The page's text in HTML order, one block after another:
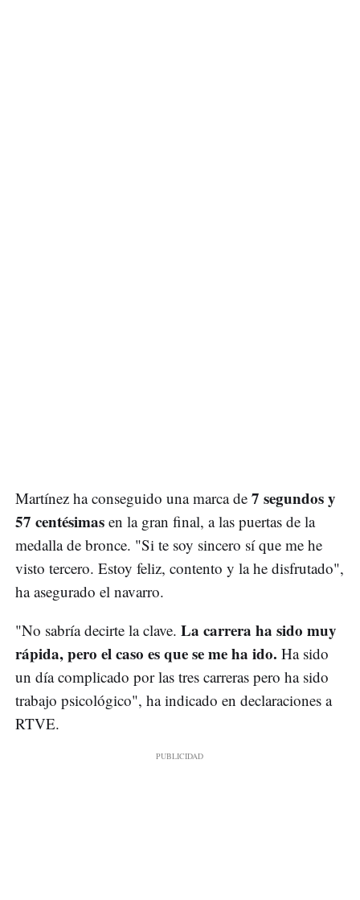
Martínez ha conseguido una marca de 7 segundos y
57 centésimas en la gran final, a las puertas de la
medalla de bronce. "Si te soy sincero sí que me he
visto tercero. Estoy feliz, contento y la he disfrutado",
ha asegurado el navarro.
"No sabría decirte la clave. La carrera ha sido muy
rápida, pero el caso es que se me ha ido. Ha sido
un día complicado por las tres carreras pero ha sido
trabajo psicológico", ha indicado en declaraciones a
RTVE.